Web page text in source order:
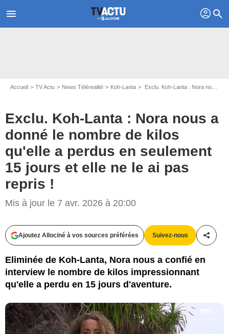
menu profil search
Accueil TV Actu News Télérealité Koh-Lanta Exclu. Koh-Lanta : Nora nous a donné le nombre de kilos qu'elle a perdus en seulement 15 jours et elle ne le ai pas repris !
Exclu. Koh-Lanta : Nora nous a
donné le nombre de kilos
qu'elle a perdus en seulement
15 jours et elle ne le ai pas
repris !
Mis à jour le 7 avr. 2026 à 20:00
Ajoutez Allociné à vos sources préférées Suivez-nous
Eliminée de Koh-Lanta, Nora nous a confié en
interview le nombre de kilos impressionnant
qu'elle a perdu en 15 jours d'aventure.